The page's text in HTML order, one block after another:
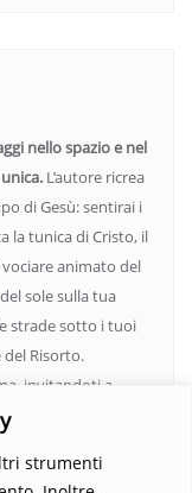
strumenti
nello spazio e nel
L’autore ricrea
di Gesù: sentirai i
la tunica di Cristo, il
animato del
sole sulla tua
strade sotto i tuoi
del Risorto.
invitandoti a
mondo in cui
immergerti in